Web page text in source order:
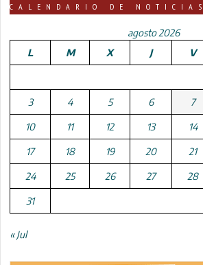
CALENDARIO DE NOTICIAS
agosto 2026
L
M X J V
3 4 5 6 7
10 11 12 13 14
17 18 19 20 21
24 25 26 27 28
31
« Jul